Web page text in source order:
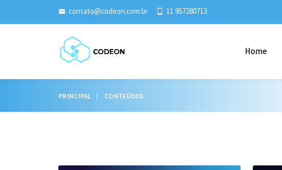
contato@codeon.com.br 11 957280713
Home
PRINCIPAL CONTEÚDOS